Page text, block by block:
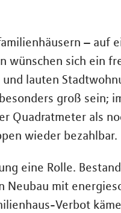
– auf
wünschen sich ein
lauten
groß sein;
Quadratmeter als
wieder bezahlbar.
eine Rolle.
mit
Verbot